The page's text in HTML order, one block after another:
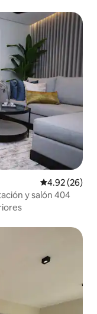
Calificación
4.92 (26)
y salón 404